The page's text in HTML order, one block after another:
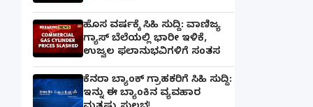
ಹೊಸ ವರ್ಷಕ್ಕೆ ಸಿಹಿ ಸುದ್ದಿ: ವಾಣಿಜ್ಯ
ಗ್ಯಾಸ್‌ ಬೆಲೆಯಲ್ಲಿ ಭಾರೀ ಇಳಿಕೆ,
ಉಜ್ವಲ ಫಲಾನುಭವಿಗಳಿಗೆ ಸಂತಸ
ಕೆನರಾ ಬ್ಯಾಂಕ್‌ ಗ್ರಾಹಕರಿಗೆ ಸಿಹಿ ಸುದ್ದಿ:
ಇನ್ನು ಈ ಬ್ಯಾಂಕಿನ ವ್ಯವಹಾರ